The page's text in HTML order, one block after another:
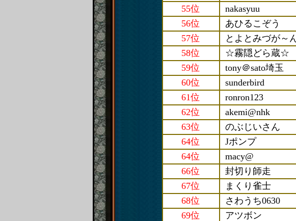
55位
nakasyuu
56位
あひるこぞう
57位
とよとみづが～
58位
☆霧隠どら蔵☆
59位
tony＠sato埼玉
60位
sunderbird
61位
ronron123
62位
akemi@nhk
63位
のぶじいさん
64位
Jポンプ
64位
macy@
66位
封切り師走
67位
まくり雀士
68位
さわうち0630
69位
アツボン